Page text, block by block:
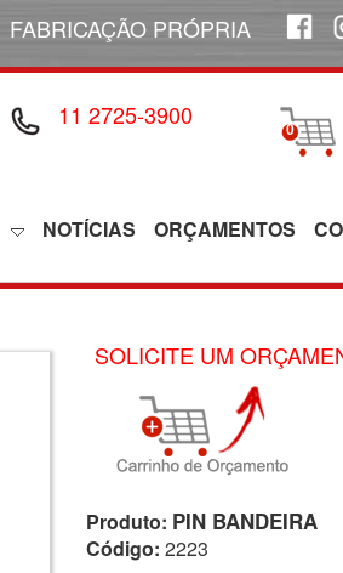
FABRICAÇÃO PRÓPRIA
0
11 2725-3900
NOTÍCIAS ORÇAMENTOS
SOLICITE UM
Produto: PIN BANDEIRA
Código: 2223